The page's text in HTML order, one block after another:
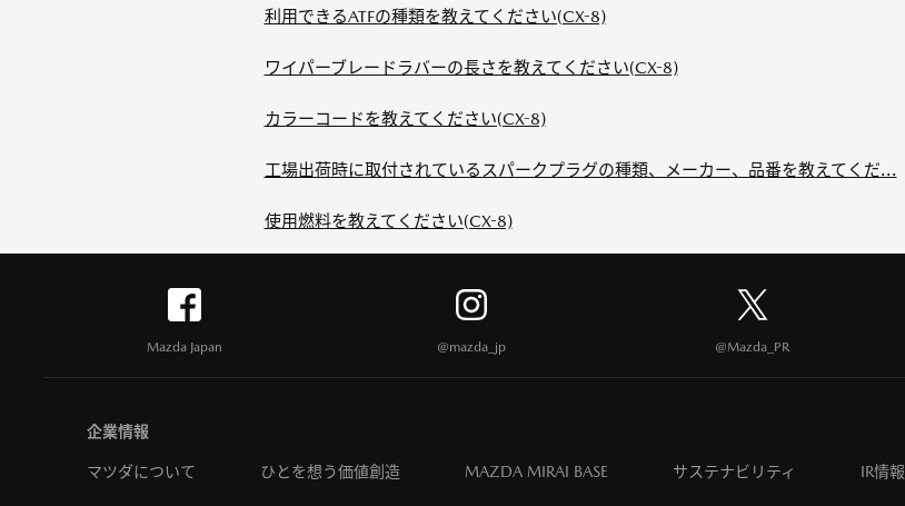
利用できるATFの種類を教えてください(CX-8)
ワイパーブレードラバーの長さを教えてください(CX-8)
カラーコードを教えてください(CX-8)
工場出荷時に取付されているスパークプラグの種類、メーカー、品番を教えてくだ...
使用燃料を教えてください(CX-8)
Mazda Japan @mazda_jp @Mazda_PR
企業情報
マツダについて ひとを想う価値創造 MAZDA MIRAI BASE サステナビリティ IR情報